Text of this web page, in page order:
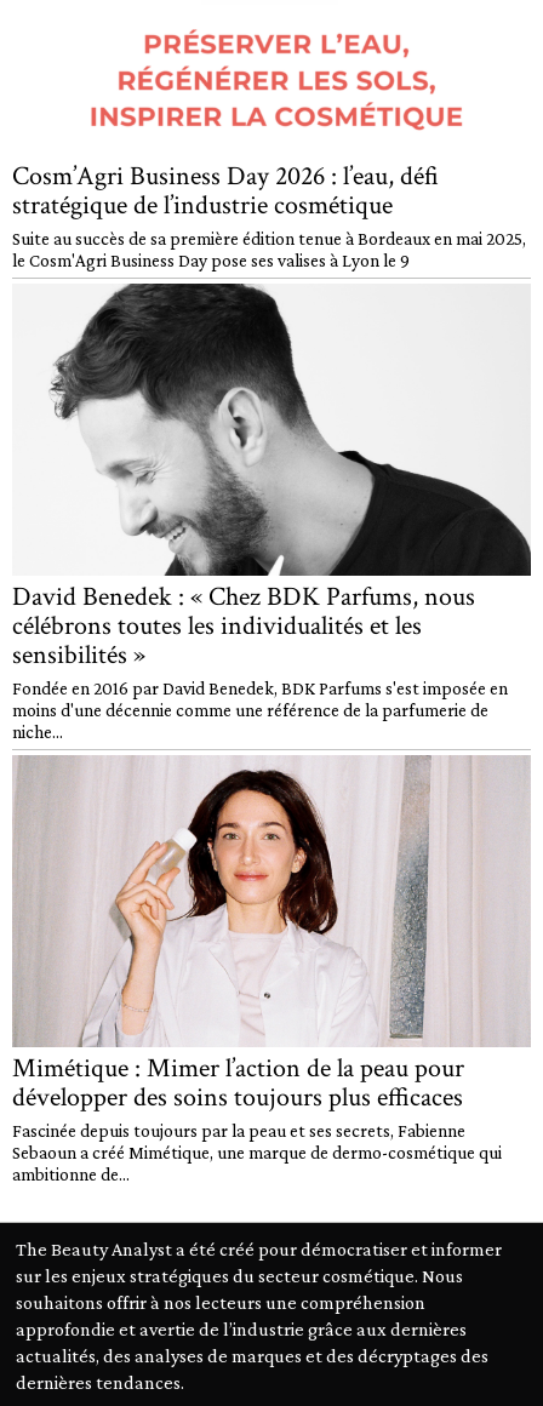
Cosm’Agri Business Day 2026 : l’eau, défi
stratégique de l’industrie cosmétique
Suite au succès de sa première édition tenue à Bordeaux en mai 2025,
le Cosm'Agri Business Day pose ses valises à Lyon le 9
David Benedek : « Chez BDK Parfums, nous
célébrons toutes les individualités et les
sensibilités »
Fondée en 2016 par David Benedek, BDK Parfums s'est imposée en
moins d'une décennie comme une référence de la parfumerie de
niche...
Mimétique : Mimer l’action de la peau pour
développer des soins toujours plus efficaces
Fascinée depuis toujours par la peau et ses secrets, Fabienne
Sebaoun a créé Mimétique, une marque de dermo-cosmétique qui
ambitionne de...
The Beauty Analyst a été créé pour démocratiser et informer
sur les enjeux stratégiques du secteur cosmétique. Nous
souhaitons offrir à nos lecteurs une compréhension
approfondie et avertie de l’industrie grâce aux dernières
actualités, des analyses de marques et des décryptages des
dernières tendances.